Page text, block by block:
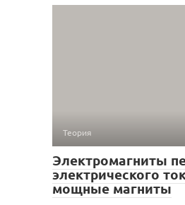
Теория
Электромагниты
электрического
мощные магниты